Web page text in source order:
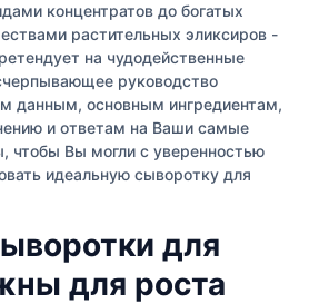
концентратов до богатых
растительных эликсиров -
на чудодейственные
руководство
данным, основным ингредиентам,
и ответам на Ваши самые
чтобы Вы могли с уверенностью
идеальную сыворотку для
для
для роста